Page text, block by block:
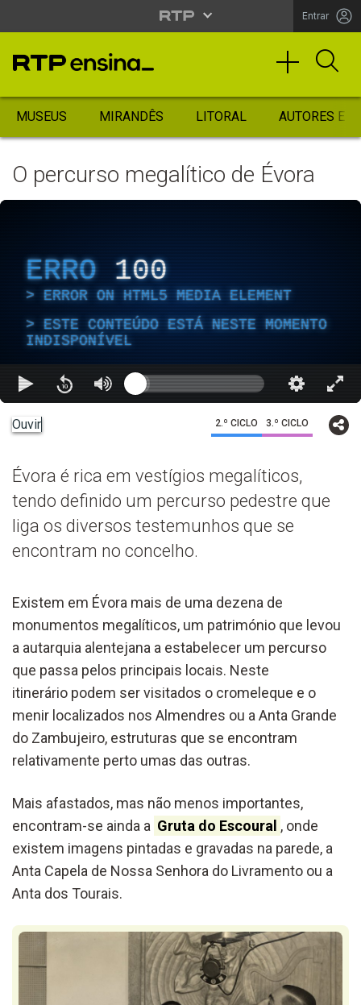
Entrar
MUSEUS MIRANDÊS LITORAL AUTORES
O percurso megalítico de Évora
ERRO 100
ERROR ON HTML5 MEDIA ELEMENT
ESTE CONTEÚDO ESTÁ NESTE MOMENTO
INDISPONÍVEL
Ouvir 2.º CICLO 3.º CICLO
Évora é rica em vestígios megalíticos,
tendo definido um percurso pedestre que
liga os diversos testemunhos que se
encontram no concelho.
Existem em Évora mais de uma dezena de
monumentos megalíticos, um património que levou
a autarquia alentejana a estabelecer um percurso
que passa pelos principais locais. Neste
itinerário podem ser visitados o cromeleque e o
menir localizados nos Almendres ou a Anta Grande
do Zambujeiro, estruturas que se encontram
relativamente perto umas das outras.
Mais afastados, mas não menos importantes,
encontram-se ainda a Gruta do Escoural , onde
existem imagens pintadas e gravadas na parede, a
Anta Capela de Nossa Senhora do Livramento ou a
Anta dos Tourais.